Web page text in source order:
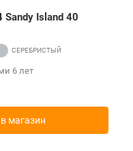
Sandy Island 40
6 лет
магазин